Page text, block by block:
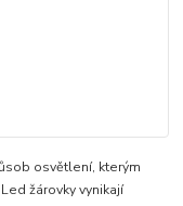
osvětlení, kterým
žárovky vynikají